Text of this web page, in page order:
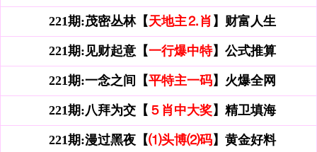
221期:茂密丛林【天地主⒉肖 】财富人生
221期:见财起意【一行爆中特】公式推算
221期:一念之间【平特主一码】火爆全网
221期:八拜为交【 ５肖中大奖】精卫填海
221期:漫过黑夜【⑴头博⑵码】黄金好料